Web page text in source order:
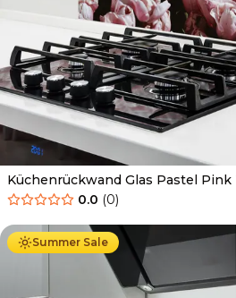
Küchenrückwand Glas Pastel Pink
0.0 (0)
Summer Sale
Ab 69.90 € 34.90